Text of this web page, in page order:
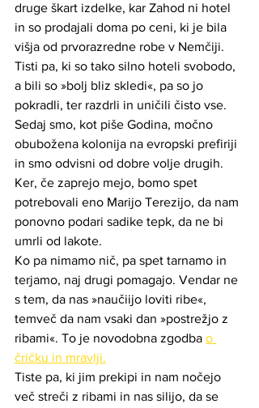
druge škart izdelke, kar Zahod ni hotel
in so prodajali doma po ceni, ki je bila
višja od prvorazredne robe v Nemčiji.
Tisti pa, ki so tako silno hoteli svobodo,
a bili so »bolj bliz skledi«, pa so jo
pokradli, ter razdrli in uničili čisto vse.
Sedaj smo, kot piše Godina, močno
obubožena kolonija na evropski prefiriji
in smo odvisni od dobre volje drugih.
Ker, če zaprejo mejo, bomo spet
potrebovali eno Marijo Terezijo, da nam
ponovno podari sadike tepk, da ne bi
umrli od lakote.
Ko pa nimamo nič, pa spet tarnamo in
terjamo, naj drugi pomagajo. Vendar ne
s tem, da nas »naučiijo loviti ribe«,
temveč da nam vsaki dan »postrežjo z
ribami«. To je novodobna zgodba o
čričku in mravlji.
Tiste pa, ki jim prekipi in nam nočejo
več streči z ribami in nas silijo, da se